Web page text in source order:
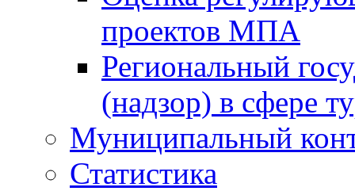
проектов МПА
Региональный
(надзор) в сфере
Муниципальный
Статистика